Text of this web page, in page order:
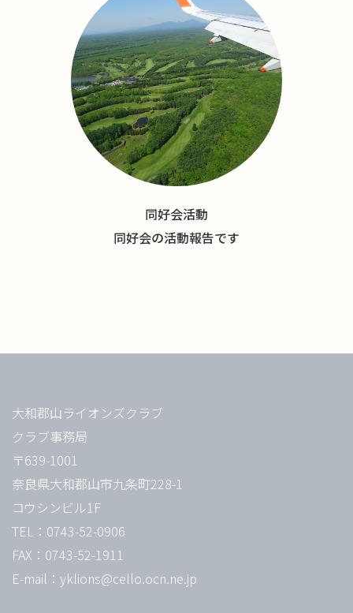
同好会活動
同好会の活動報告です
大和郡山ライオンズクラブ
クラブ事務局
〒639-1001
奈良県大和郡山市九条町228-1
コウシンビル1F
TEL：0743-52-0906
FAX：0743-52-1911
E-mail：yklions@cello.ocn.ne.jp